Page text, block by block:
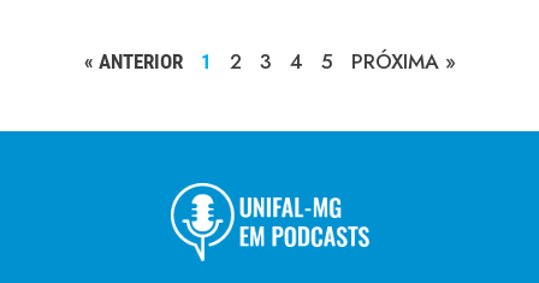
« ANTERIOR 1 2 3 4 5 PRÓXIMA »